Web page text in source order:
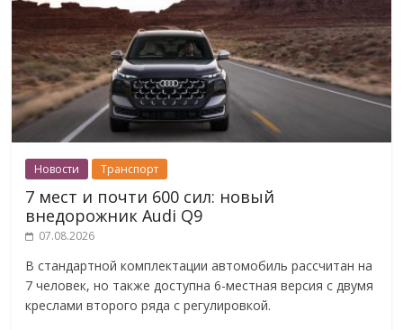
Новости Транспорт
7 мест и почти 600 сил: новый
внедорожник Audi Q9
07.08.2026
В стандартной комплектации автомобиль рассчитан на
7 человек, но также доступна 6-местная версия с двумя
креслами второго ряда с регулировкой.